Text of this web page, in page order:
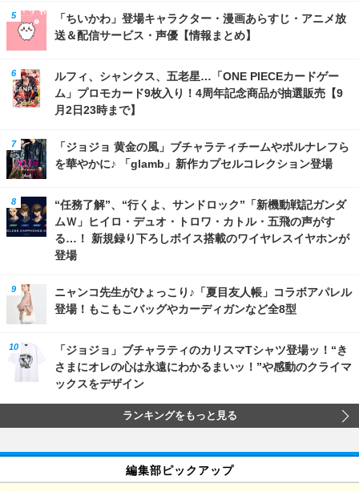
「ちいかわ」登場キャラクター・漫画あらすじ・アニメ放
送＆配信サービス・声優【情報まとめ】
ルフィ、シャンクス、五老星…「ONE PIECEカードゲー
ム」プロモカード9枚入り！4周年記念商品が抽選販売【9
月2日23時まで】
「ジョジョ 黄金の風」ブチャラティチームやポルナレフら
を華やかに♪ 「glamb」新作カプセルコレクション登場
“任務了解”、“行くよ、サンドロック”「新機動戦記ガンダ
ムＷ」ヒイロ・デュオ・トロワ・カトル・五飛の声がす
る…！ 新規録り下ろしボイス搭載のワイヤレスイヤホンが
登場
ニャンコ先生がひょっこり♪「夏目友人帳」コラボアパレル
登場！もこもこバッグやカーディガンなど全8型
「ジョジョ」ブチャラティのカリスマTシャツ登場ッ！“き
さまにオレの心は永遠にわかるまいッ！”や感動のクライマ
ックスをデザイン
ランキングをもっと見る
編集部ピックアップ